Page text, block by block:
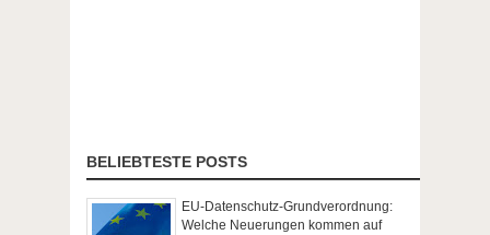
BELIEBTESTE POSTS
EU-Datenschutz-Grundverordnung:
Welche Neuerungen kommen auf